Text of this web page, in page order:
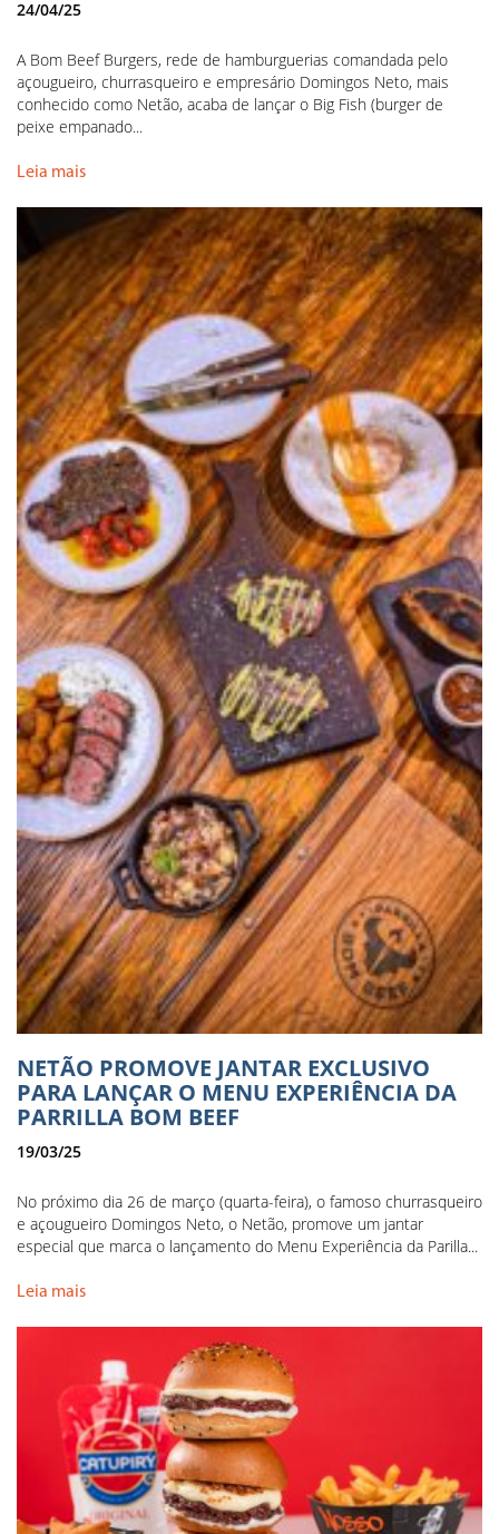
24/04/25
A Bom Beef Burgers, rede de hamburguerias comandada pelo
açougueiro, churrasqueiro e empresário Domingos Neto, mais
conhecido como Netão, acaba de lançar o Big Fish (burger de
peixe empanado...
Leia mais
NETÃO PROMOVE JANTAR EXCLUSIVO
PARA LANÇAR O MENU EXPERIÊNCIA DA
PARRILLA BOM BEEF
19/03/25
No próximo dia 26 de março (quarta-feira), o famoso churrasqueiro
e açougueiro Domingos Neto, o Netão, promove um jantar
especial que marca o lançamento do Menu Experiência da Parilla...
Leia mais